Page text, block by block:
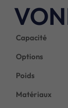
Capacité
Options
Poids
Matériaux